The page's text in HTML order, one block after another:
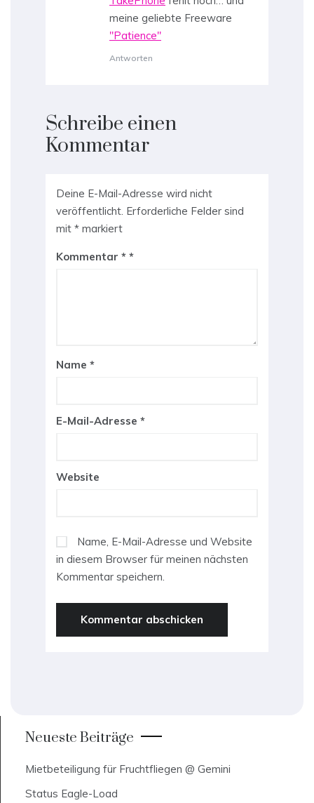
meine geliebte Freeware
"Patience"
Antworten
Schreibe einen
Kommentar
Deine E-Mail-Adresse wird nicht
veröffentlicht. Erforderliche Felder sind
mit * markiert
Kommentar *
Name *
E-Mail-Adresse *
Website
Name, E-Mail-Adresse und Website
in diesem Browser für meinen nächsten
Kommentar speichern.
Neueste Beiträge
Mietbeteiligung für Fruchtfliegen @ Gemini
Status Eagle-Load